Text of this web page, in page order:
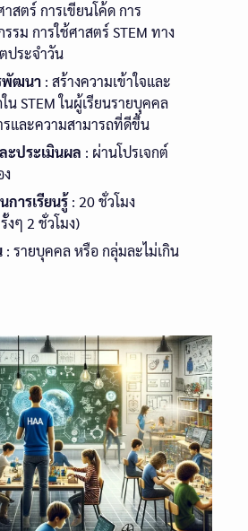
สตร์ การเขียนโค้ด การ
รม การใช้ศาสตร์ STEM ทาง
ประจำวัน
พัฒนา : สร้างความเข้าใจและ
น STEM ในผู้เรียนรายบุคคล
และความสามารถที่ดีขึ้น
ะประเมินผล : ผ่านโปรเจกต์
การเรียนรู้ : 20 ชั่วโมง
งๆ 2 ชั่วโมง)
: รายบุคคล หรือ กลุ่มละไม่เกิน